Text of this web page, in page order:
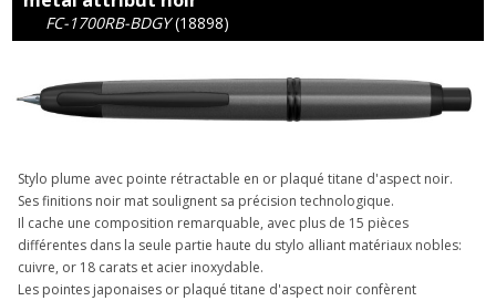
FC-1700RB-BDGY (18898)
Stylo plume avec pointe rétractable en or plaqué titane d'aspect noir.
Ses finitions noir mat soulignent sa précision technologique.
Il cache une composition remarquable, avec plus de 15 pièces
différentes dans la seule partie haute du stylo alliant matériaux nobles:
cuivre, or 18 carats et acier inoxydable.
Les pointes japonaises or plaqué titane d'aspect noir confèrent